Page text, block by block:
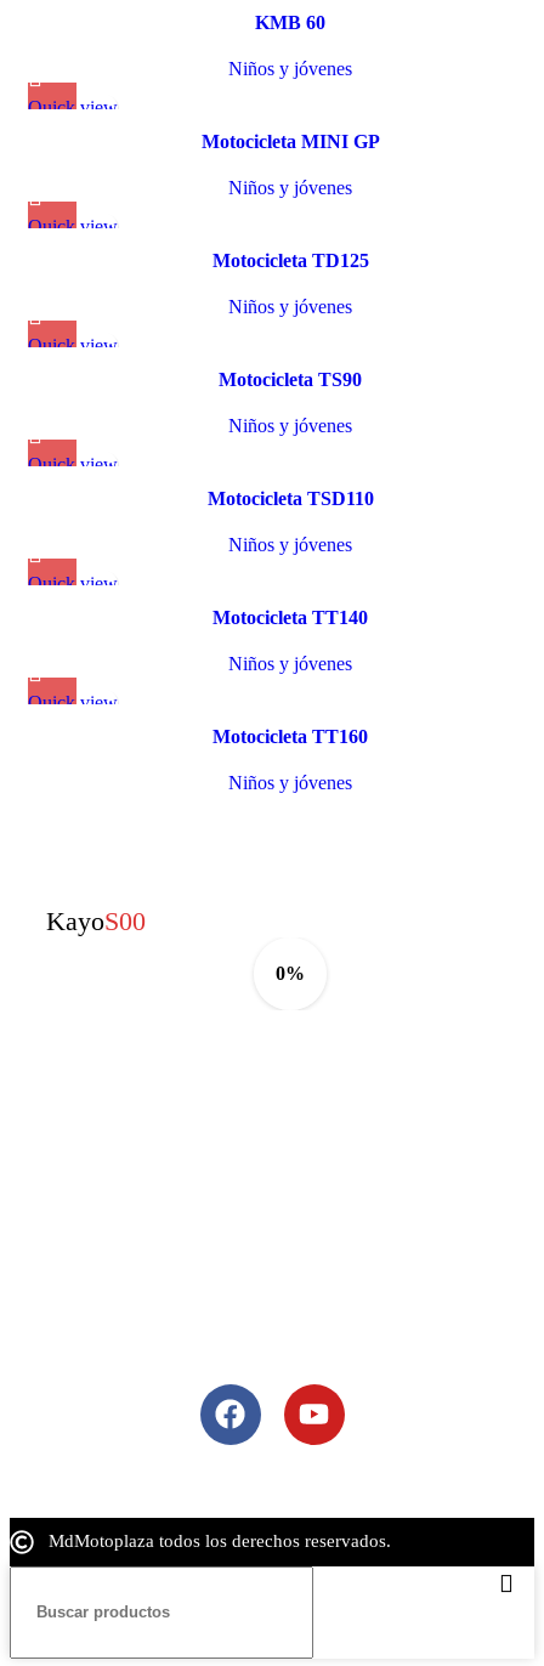
KMB 60
Niños y jóvenes
Quick view
Motocicleta MINI GP
Niños y jóvenes
Quick view
Motocicleta TD125
Niños y jóvenes
Quick view
Motocicleta TS90
Niños y jóvenes
Quick view
Motocicleta TSD110
Niños y jóvenes
Quick view
Motocicleta TT140
Niños y jóvenes
Quick view
Motocicleta TT160
Niños y jóvenes
KayoS00
0%
MdMotoplaza todos los derechos reservados.